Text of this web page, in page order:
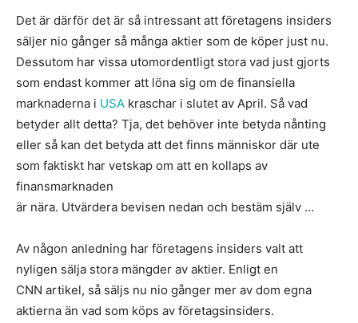
Det är därför det är så intressant att företagens insiders
säljer nio gånger så många aktier som de köper just nu.
Dessutom har vissa utomordentligt stora vad just gjorts
som endast kommer att löna sig om de finansiella
marknaderna i USA kraschar i slutet av April. Så vad
betyder allt detta? Tja, det behöver inte betyda nånting
eller så kan det betyda att det finns människor där ute
som faktiskt har vetskap om att en kollaps av
finansmarknaden
är nära. Utvärdera bevisen nedan och bestäm själv …
Av någon anledning har företagens insiders valt att
nyligen sälja stora mängder av aktier. Enligt en
CNN artikel, så säljs nu nio gånger mer av dom egna
aktierna än vad som köps av företagsinsiders.